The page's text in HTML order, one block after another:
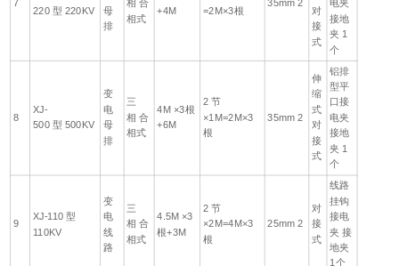
7
220 型 220KV
母
排
相 合
相式
+4M
=2M×3根
35mm 2
对
接
式
电夹
接地
夹 1
个
8
XJ-
500 型 500KV
变
电
母
排
三
相 合
相式
4M ×3根
+6M
2 节
×1M=2M×3
根
35mm 2
伸
缩
式
对
接
式
铝排
型平
口接
电夹
接地
夹 1
个
9
XJ-110 型
110KV
变
电
线
路
三
相 合
相式
4.5M ×3
根+3M
2 节
×2M=4M×3
根
25mm 2
对
接
式
线路
挂钩
接电
夹 接
地夹
1个